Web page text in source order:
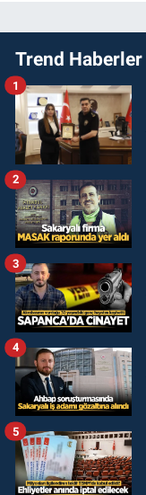
Trend Haberler
1
2
3
4
5